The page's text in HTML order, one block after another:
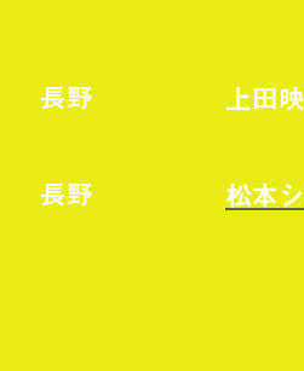
長野 上田
長野 松本